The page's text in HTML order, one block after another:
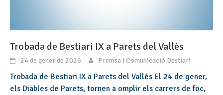
Trobada de Bestiari IX a Parets del Vallès
24 de gener de 2026 Premsa i Comunicació Bestiari
Trobada de Bestiari IX a Parets del Vallès El 24 de gener,
els Diables de Parets, tornen a omplir els carrers de foc,